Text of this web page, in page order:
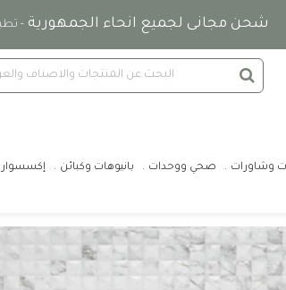
شحن مجانى لجميع انحاء الجمهورية -
وشاورات صحي ووحدات بانيوهات وكبائن